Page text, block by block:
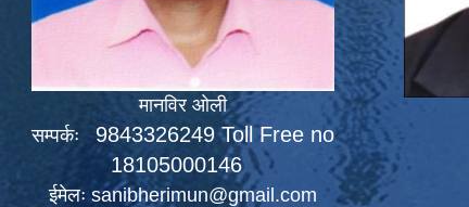
मानविर ओली
सम्पर्कः 9843326249 Toll Free no
18105000146
ईमेलः sanibherimun@gmail.com